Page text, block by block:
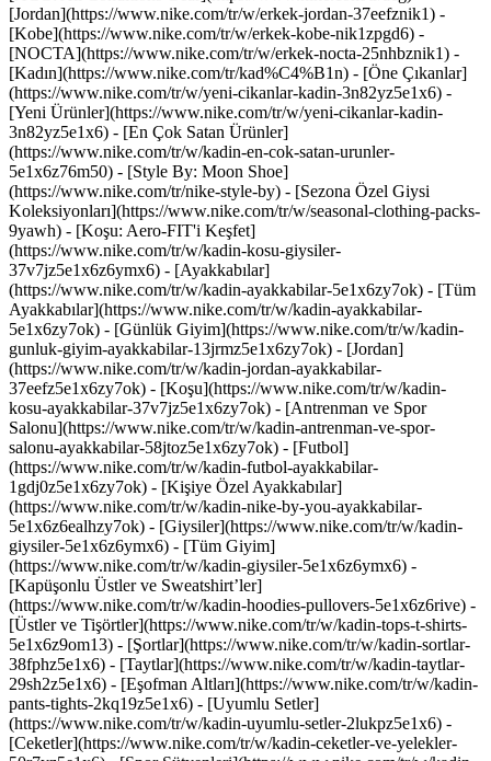
[Jordan](https://www.nike.com/tr/w/erkek-jordan-37eefznik1) -
[Kobe](https://www.nike.com/tr/w/erkek-kobe-nik1zpgd6) -
[NOCTA](https://www.nike.com/tr/w/erkek-nocta-25nhbznik1) -
[Kadın](https://www.nike.com/tr/kad%C4%B1n) - [Öne Çıkanlar]
(https://www.nike.com/tr/w/yeni-cikanlar-kadin-3n82yz5e1x6) -
[Yeni Ürünler](https://www.nike.com/tr/w/yeni-cikanlar-kadin-
3n82yz5e1x6) - [En Çok Satan Ürünler]
(https://www.nike.com/tr/w/kadin-en-cok-satan-urunler-
5e1x6z76m50) - [Style By: Moon Shoe]
(https://www.nike.com/tr/nike-style-by) - [Sezona Özel Giysi
Koleksiyonları](https://www.nike.com/tr/w/seasonal-clothing-packs-
9yawh) - [Koşu: Aero-FIT'i Keşfet]
(https://www.nike.com/tr/w/kadin-kosu-giysiler-
37v7jz5e1x6z6ymx6) - [Ayakkabılar]
(https://www.nike.com/tr/w/kadin-ayakkabilar-5e1x6zy7ok) - [Tüm
Ayakkabılar](https://www.nike.com/tr/w/kadin-ayakkabilar-
5e1x6zy7ok) - [Günlük Giyim](https://www.nike.com/tr/w/kadin-
gunluk-giyim-ayakkabilar-13jrmz5e1x6zy7ok) - [Jordan]
(https://www.nike.com/tr/w/kadin-jordan-ayakkabilar-
37eefz5e1x6zy7ok) - [Koşu](https://www.nike.com/tr/w/kadin-
kosu-ayakkabilar-37v7jz5e1x6zy7ok) - [Antrenman ve Spor
Salonu](https://www.nike.com/tr/w/kadin-antrenman-ve-spor-
salonu-ayakkabilar-58jtoz5e1x6zy7ok) - [Futbol]
(https://www.nike.com/tr/w/kadin-futbol-ayakkabilar-
1gdj0z5e1x6zy7ok) - [Kişiye Özel Ayakkabılar]
(https://www.nike.com/tr/w/kadin-nike-by-you-ayakkabilar-
5e1x6z6ealhzy7ok) - [Giysiler](https://www.nike.com/tr/w/kadin-
giysiler-5e1x6z6ymx6) - [Tüm Giyim]
(https://www.nike.com/tr/w/kadin-giysiler-5e1x6z6ymx6) -
[Kapüşonlu Üstler ve Sweatshirt’ler]
(https://www.nike.com/tr/w/kadin-hoodies-pullovers-5e1x6z6rive) -
[Üstler ve Tişörtler](https://www.nike.com/tr/w/kadin-tops-t-shirts-
5e1x6z9om13) - [Şortlar](https://www.nike.com/tr/w/kadin-sortlar-
38fphz5e1x6) - [Taytlar](https://www.nike.com/tr/w/kadin-taytlar-
29sh2z5e1x6) - [Eşofman Altları](https://www.nike.com/tr/w/kadin-
pants-tights-2kq19z5e1x6) - [Uyumlu Setler]
(https://www.nike.com/tr/w/kadin-uyumlu-setler-2lukpz5e1x6) -
[Ceketler](https://www.nike.com/tr/w/kadin-ceketler-ve-yelekler-